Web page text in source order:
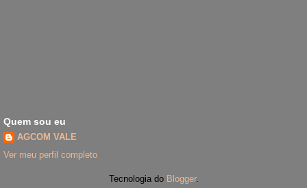
Quem sou eu
AGCOM VALE
Ver meu perfil completo
Tecnologia do Blogger.